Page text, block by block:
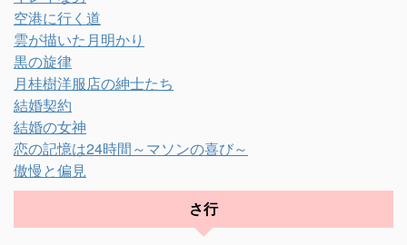
空港に行く道
雲が描いた月明かり
黒の旋律
月桂樹洋服店の紳士たち
結婚契約
結婚の女神
恋の記憶は24時間～マソンの喜び～
傲慢と偏見
さ行